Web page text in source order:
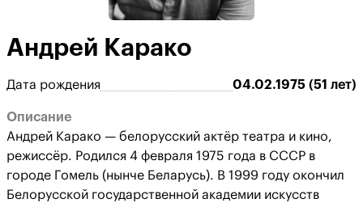
Андрей Карако
Дата рождения 04.02.1975 (51 лет)
Описание
Андрей Карако — белорусский актёр театра и кино,
режиссёр. Родился 4 февраля 1975 года в СССР в
городе Гомель (нынче Беларусь). В 1999 году окончил
Белорусской государственной академии искусств